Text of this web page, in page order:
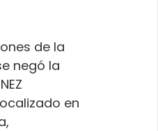
de la
negó la
en